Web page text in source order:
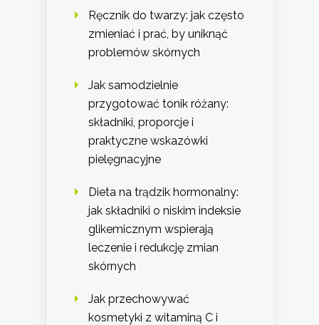
Ręcznik do twarzy: jak często
zmieniać i prać, by uniknąć
problemów skórnych
Jak samodzielnie
przygotować tonik różany:
składniki, proporcje i
praktyczne wskazówki
pielęgnacyjne
Dieta na trądzik hormonalny:
jak składniki o niskim indeksie
glikemicznym wspierają
leczenie i redukcję zmian
skórnych
Jak przechowywać
kosmetyki z witaminą C i